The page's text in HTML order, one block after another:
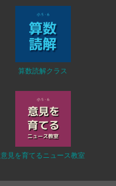
算数読解クラス
意見を育てるニュース教室